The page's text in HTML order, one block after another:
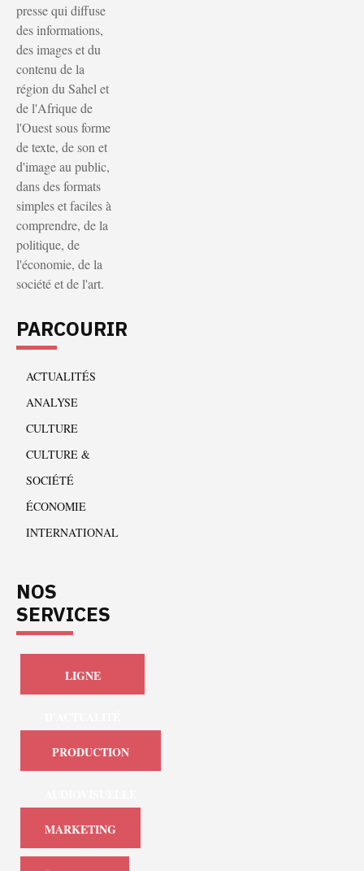
presse qui diffuse
des informations,
des images et du
contenu de la
région du Sahel et
de l'Afrique de
l'Ouest sous forme
de texte, de son et
d'image au public,
dans des formats
simples et faciles à
comprendre, de la
politique, de
l'économie, de la
société et de l'art.
PARCOURIR
ACTUALITÉS
ANALYSE
CULTURE
CULTURE &
SOCIÉTÉ
ÉCONOMIE
INTERNATIONAL
NOS
SERVICES
LIGNE
PRODUCTION
MARKETING